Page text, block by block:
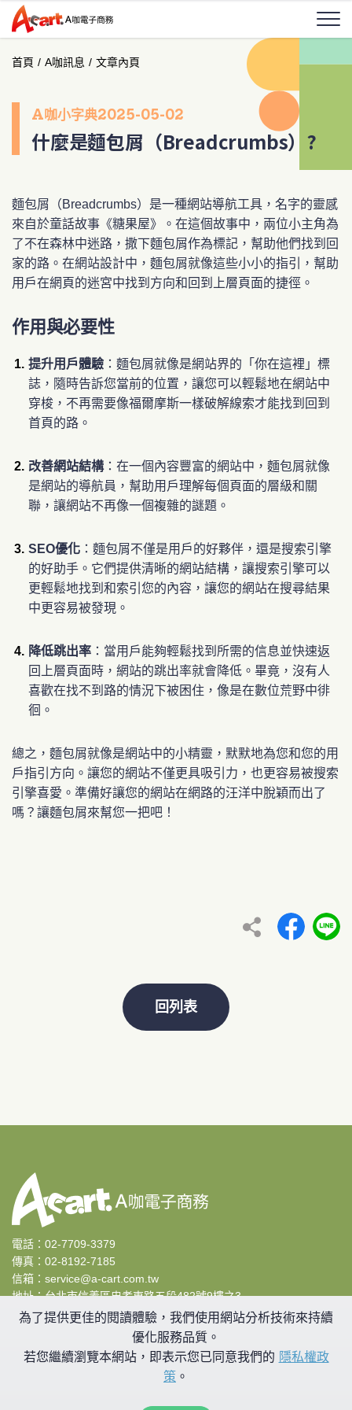
首頁 / A咖訊息 / 文章內頁
A咖小字典2025-05-02
什麼是麵包屑（Breadcrumbs）?
麵包屑（Breadcrumbs）是一種網站導航工具，名字的靈感
來自於童話故事《糖果屋》。在這個故事中，兩位小主角為
了不在森林中迷路，撒下麵包屑作為標記，幫助他們找到回
家的路。在網站設計中，麵包屑就像這些小小的指引，幫助
用戶在網頁的迷宮中找到方向和回到上層頁面的捷徑。
作用與必要性
提升用戶體驗 ：麵包屑就像是網站界的「你在這裡」標
誌，隨時告訴您當前的位置，讓您可以輕鬆地在網站中
穿梭，不再需要像福爾摩斯一樣破解線索才能找到回到
首頁的路。
改善網站結構：在一個內容豐富的網站中，麵包屑就像
是網站的導航員，幫助用戶理解每個頁面的層級和關
聯，讓網站不再像一個複雜的謎題。
SEO優化 ：麵包屑不僅是用戶的好夥伴，還是搜索引擎
的好助手。它們提供清晰的網站結構，讓搜索引擎可以
更輕鬆地找到和索引您的內容，讓您的網站在搜尋結果
中更容易被發現。
降低跳出率 ：當用戶能夠輕鬆找到所需的信息並快速返
回上層頁面時，網站的跳出率就會降低。畢竟，沒有人
喜歡在找不到路的情況下被困住，像是在數位荒野中徘
徊。
總之，麵包屑就像是網站中的小精靈，默默地為您和您的用
戶指引方向。讓您的網站不僅更具吸引力，也更容易被搜索
引擎喜愛。準備好讓您的網站在網路的汪洋中脫穎而出了
嗎？讓麵包屑來幫您一把吧！
回列表
電話： 02-7709-3379
傳真：02-8192-7185
信箱： service@a-cart.com.tw
地址：台北市信義區忠孝東路五段482號9樓之3
隱私權宣告|
為了提供更佳的閱讀體驗，我們使用網站分析技術來持續
優化服務品質。
若您繼續瀏覽本網站，即表示您已同意我們的 隱私權政
策 。